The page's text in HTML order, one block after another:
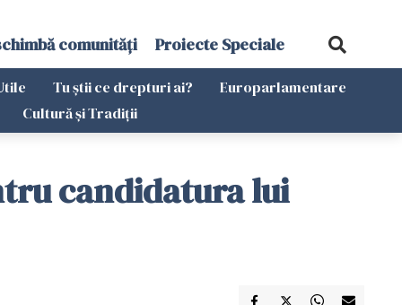
comunități Proiecte Speciale
Tu știi ce drepturi ai?
Europarlamentare
Cultură și Tradiții
candidatura lui